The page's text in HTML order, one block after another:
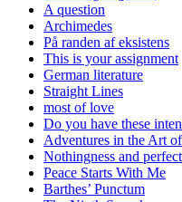
A question
Archimedes
På randen af eksistens
This is your assignment
German literature
Straight Lines
most of love
Do you have these
Adventures in the Art
Nothingness and
Peace Starts With Me
Barthes’ Punctum